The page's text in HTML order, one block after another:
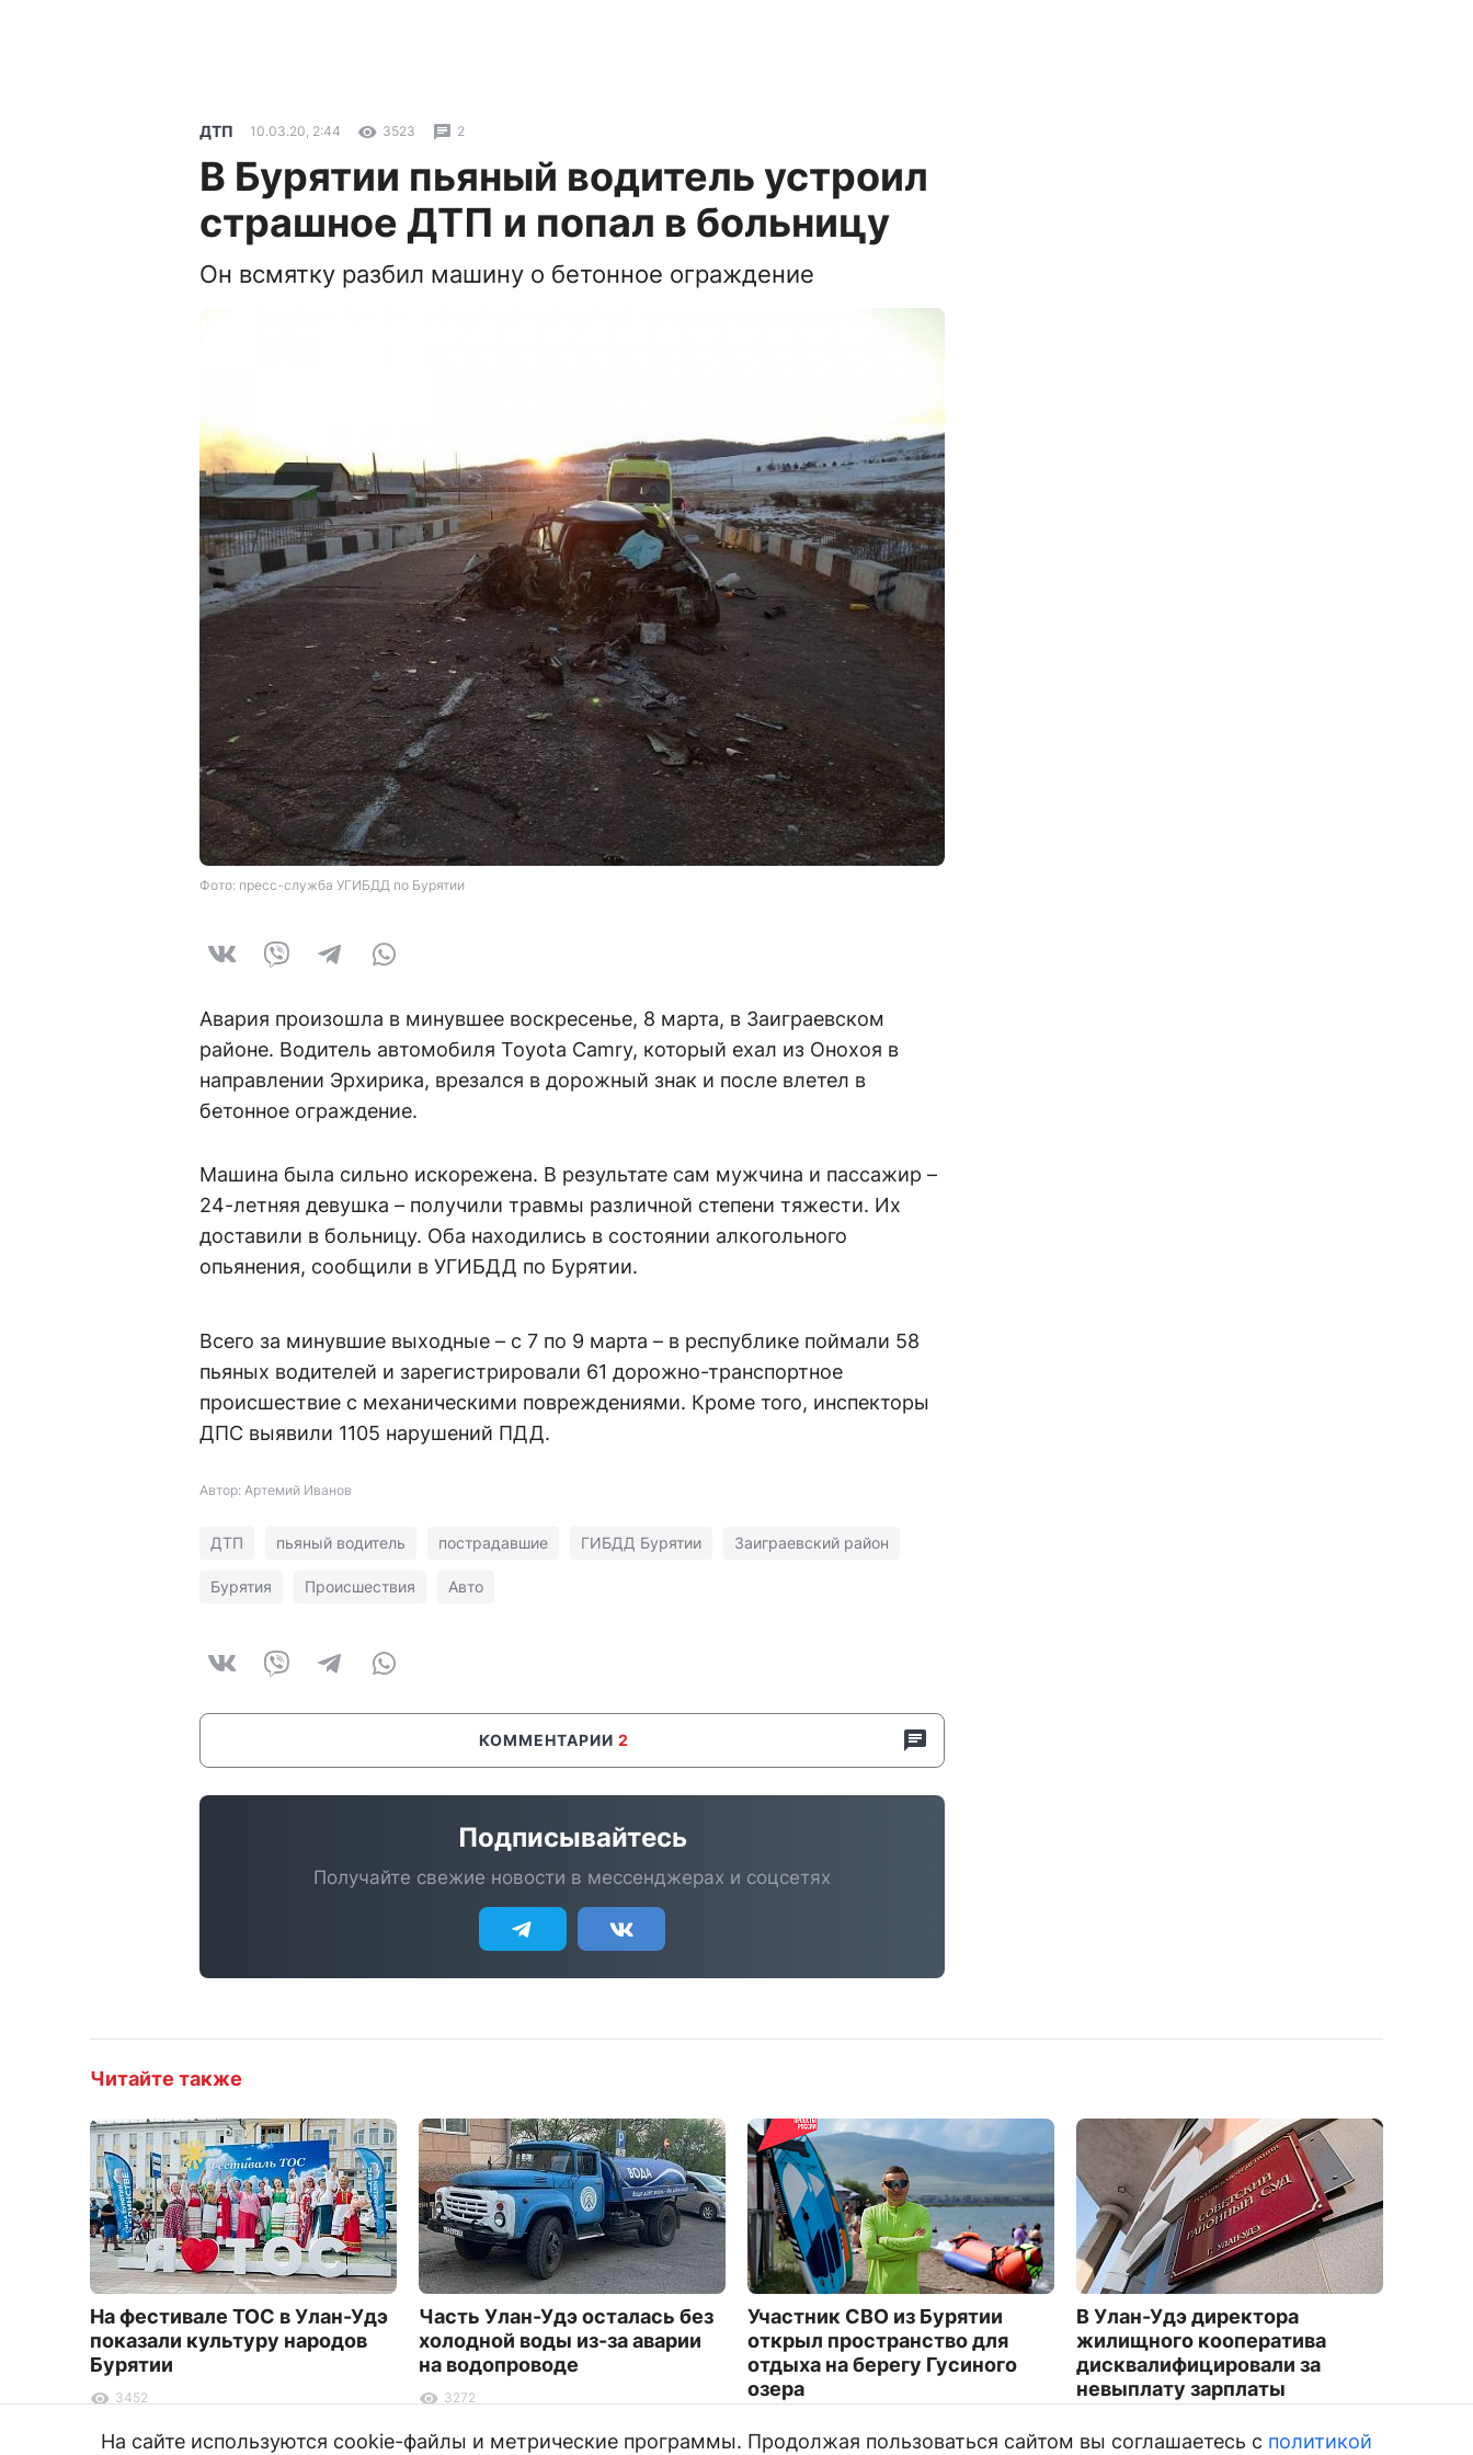
ДТП 10.03.20, 2:44 3523 2
В Бурятии пьяный водитель устроил
страшное ДТП и попал в больницу
Он всмятку разбил машину о бетонное ограждение
Фото: пресс-служба УГИБДД по Бурятии
Авария произошла в минувшее воскресенье, 8 марта, в Заиграевском
районе. Водитель автомобиля Toyota Camry, который ехал из Онохоя в
направлении Эрхирика, врезался в дорожный знак и после влетел в
бетонное ограждение.
Машина была сильно искорежена. В результате сам мужчина и пассажир –
24-летняя девушка – получили травмы различной степени тяжести. Их
доставили в больницу. Оба находились в состоянии алкогольного
опьянения, сообщили в УГИБДД по Бурятии.
Всего за минувшие выходные – с 7 по 9 марта – в республике поймали 58
пьяных водителей и зарегистрировали 61 дорожно-транспортное
происшествие с механическими повреждениями. Кроме того, инспекторы
ДПС выявили 1105 нарушений ПДД.
Автор: Артемий Иванов
ДТП пьяный водитель пострадавшие ГИБДД Бурятии Заиграевский район
Бурятия Происшествия Авто
КОММЕНТАРИИ 2
Подписывайтесь
Получайте свежие новости в мессенджерах и соцсетях
Читайте также
На фестивале ТОС в Улан-Удэ
показали культуру народов
Бурятии
3452
Часть Улан-Удэ осталась без
холодной воды из-за аварии
на водопроводе
3272
Участник СВО из Бурятии
открыл пространство для
отдыха на берегу Гусиного
озера
В Улан-Удэ директора
жилищного кооператива
дисквалифицировали за
невыплату зарплаты
На сайте используются cookie-файлы и метрические программы. Продолжая пользоваться сайтом вы соглашаетесь с политикой